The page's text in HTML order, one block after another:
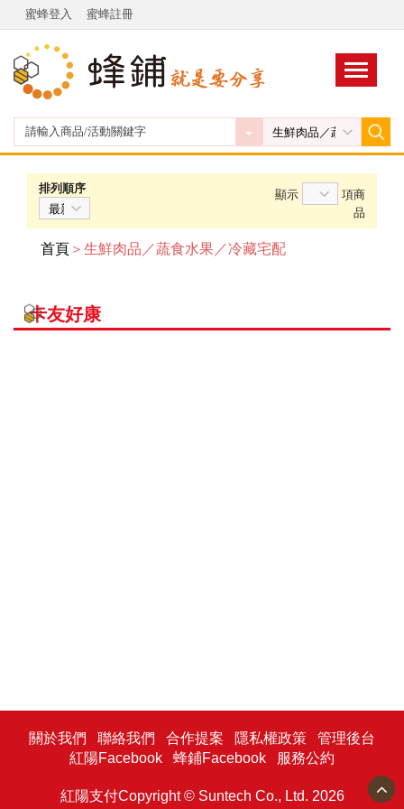
蜜蜂登入 蜜蜂註冊
排列順序 顯示
項商
品
首頁 ＞生鮮肉品／蔬食水果／冷藏宅配
卡友好康
關於我們 聯絡我們 合作提案 隱私權政策
管理後台
紅陽Facebook
蜂鋪Facebook 服務公約
紅陽支付Copyright © Suntech Co., Ltd. 2026